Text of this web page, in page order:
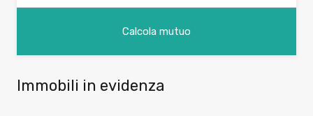
Immobili in evidenza